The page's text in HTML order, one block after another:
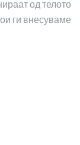
од телото
ги внесуваме